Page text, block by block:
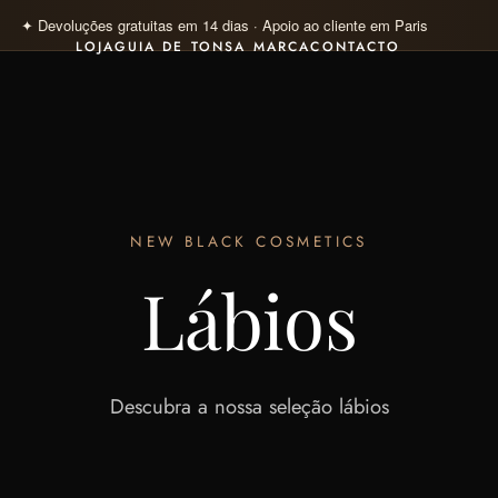
✦ Pagamento 100% seguro · Visa · Mastercard · Klarna 4×
LOJAGUIA DE TONSA MARCACONTACTO
NEW BLACK COSMETICS
Lábios
Descubra a nossa seleção lábios